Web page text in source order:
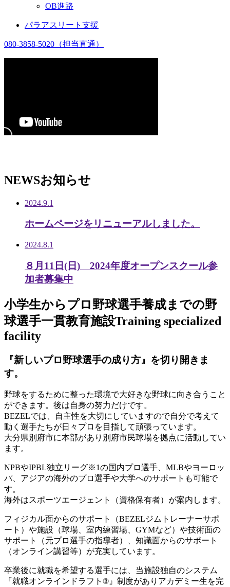
OB進路
パラアスリート支援
080-3858-5020 （担当直通）
NEWSお知らせ
2024.9.1
ホームページをリニューアルしました。
2024.8.1
８月11日(日) 2024年度オープンスクール参
加者募集中
小学生からプロ野球選手養成までの野
球選手一貫教育施設Training specialized
facility
『新しいプロ野球選手の成り方』を切り開きま
す。
野球をするために整った環境で大好きな野球に向き合うこと
ができます。後は自身の努力だけです。
BEZELでは、自主性を大切にしていますので自分で考えて
動く選手たちが日々プロを目指して頑張っています。
大分県別府市に本部があり別府市民球場を拠点に活動してい
ます。
NPBやIPBL独立リーグ※1の国内プロ選手、MLBやヨーロッ
パ、アジアの海外のプロ選手や大学へのサポートも可能で
す。
海外はスポーツエージェント（資格保有者）が案内します。
フィジカル面からのサポート（BEZELジムトレーナーサポ
ート）や施設（球場、室内練習場、GYMなど）や技術面の
サポート（元プロ選手の指導者）、知識面からのサポート
（オンライン講習等）が充実しています。
卒業後に就職を希望する選手には、当施設独自のシステム
『就職オンラインドラフト®』制度がありアカデミー生を完